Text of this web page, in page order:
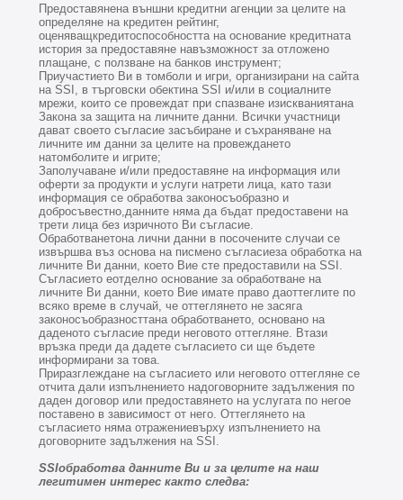
Предоставянена външни кредитни агенции за целите на
определяне на кредитен рейтинг,
оценяващкредитоспособността на основание кредитната
история за предоставяне навъзможност за отложено
плащане, с ползване на банков инструмент;
Приучастието Ви в томболи и игри, организирани на сайта
на SSI, в търговски обектина SSI и/или в социалните
мрежи, които се провеждат при спазване изискваниятана
Закона за защита на личните данни. Всички участници
дават своето съгласие засъбиране и съхраняване на
личните им данни за целите на провеждането
натомболите и игрите;
Заполучаване и/или предоставяне на информация или
оферти за продукти и услуги натрети лица, като тази
информация се обработва законосъобразно и
добросъвестно,данните няма да бъдат предоставени на
трети лица без изричното Ви съгласие.
Обработванетона лични данни в посочените случаи се
извършва въз основа на писмено съгласиеза обработка на
личните Ви данни, което Вие сте предоставили на SSI.
Съгласието еотделно основание за обработване на
личните Ви данни, което Вие имате право даоттеглите по
всяко време в случай, че оттеглянето не засяга
законосъобразносттана обработването, основано на
даденото съгласие преди неговото оттегляне. Втази
връзка преди да дадете съгласието си ще бъдете
информирани за това.
Приразглеждане на съгласието или неговото оттегляне се
отчита дали изпълнението надоговорните задължения по
даден договор или предоставянето на услугата по негое
поставено в зависимост от него. Оттеглянето на
съгласието няма отражениевърху изпълнението на
договорните задължения на SSI.
SSIобработва данните Ви и за целите на наш
легитимен интерес както следва: